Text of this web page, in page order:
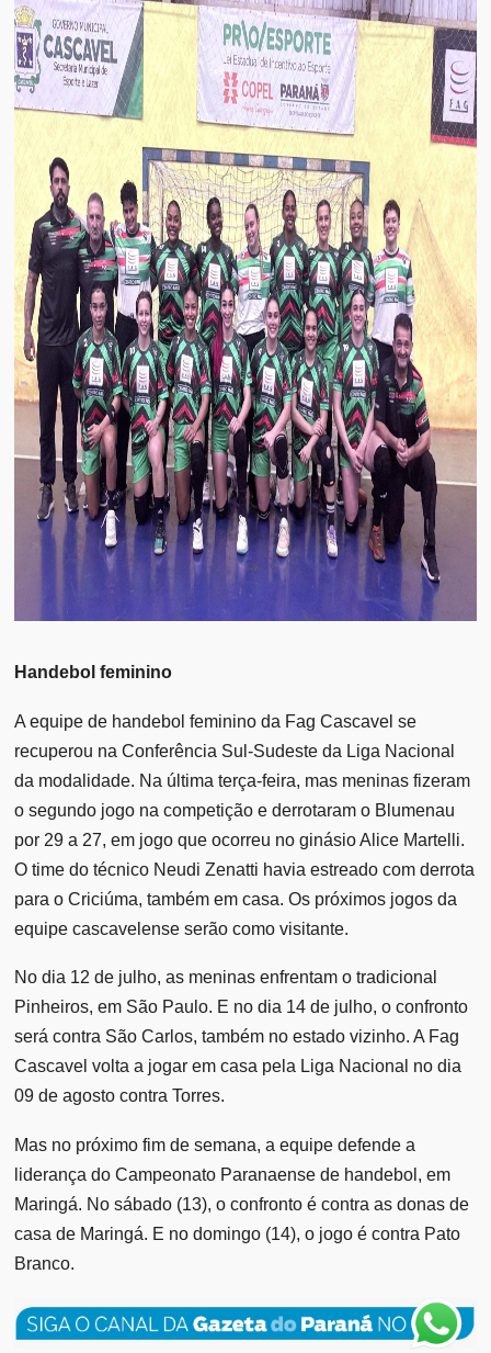
Handebol feminino
A equipe de handebol feminino da Fag Cascavel se
recuperou na Conferência Sul-Sudeste da Liga Nacional
da modalidade. Na última terça-feira, mas meninas fizeram
o segundo jogo na competição e derrotaram o Blumenau
por 29 a 27, em jogo que ocorreu no ginásio Alice Martelli.
O time do técnico Neudi Zenatti havia estreado com derrota
para o Criciúma, também em casa. Os próximos jogos da
equipe cascavelense serão como visitante.
No dia 12 de julho, as meninas enfrentam o tradicional
Pinheiros, em São Paulo. E no dia 14 de julho, o confronto
será contra São Carlos, também no estado vizinho. A Fag
Cascavel volta a jogar em casa pela Liga Nacional no dia
09 de agosto contra Torres.
Mas no próximo fim de semana, a equipe defende a
liderança do Campeonato Paranaense de handebol, em
Maringá. No sábado (13), o confronto é contra as donas de
casa de Maringá. E no domingo (14), o jogo é contra Pato
Branco.